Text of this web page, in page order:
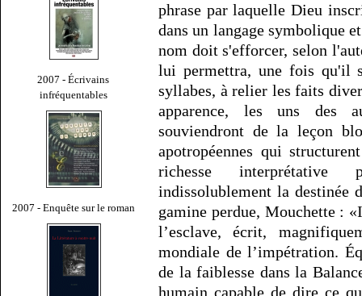
2007 - Écrivains
infréquentables
2007 - Enquête sur le roman
phrase par laquelle Dieu
dans un langage symbolique
nom doit s'efforcer, selon
lui permettra, une fois qu'il
syllabes, à relier les faits
apparence, les uns des
souviendront de la leçon
apotropéennes qui
richesse interprétative
indissolublement la destinée
gamine perdue, Mouchette :
l’esclave, écrit,
mondiale de l’impétration.
de la faiblesse dans la
humain capable de dire ce